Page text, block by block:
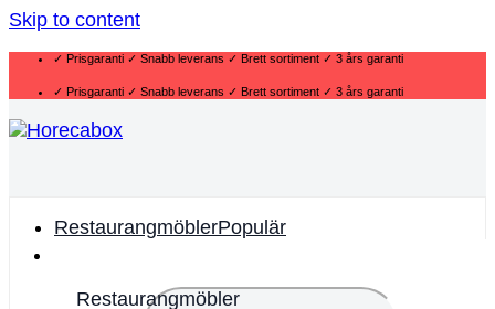
Skip to content
✓ Prisgaranti ✓ Snabb leverans ✓ Brett sortiment ✓ 3 års garanti
✓ Prisgaranti ✓ Snabb leverans ✓ Brett sortiment ✓ 3 års garanti
Restaurangmöbler
Restaurangmöbler